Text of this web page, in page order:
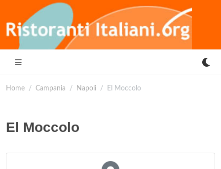
Home Campania Napoli El Moccolo
El Moccolo